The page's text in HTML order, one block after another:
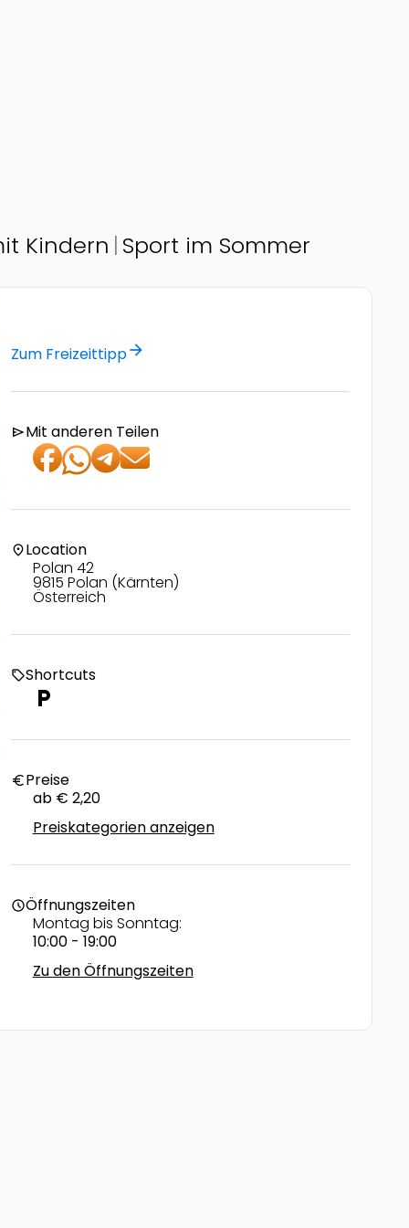
Kindern Sport im Sommer
Zum Freizeittipparrow_forward
sendMit anderen Teilen
location_onLocation
Polan 42
9815 Polan (Kärnten)
Österreich
local_offerShortcuts
local_parking
euroPreise
ab € 2,20
Preiskategorien anzeigen
scheduleÖffnungszeiten
Montag bis Sonntag:
10:00 - 19:00
Zu den Öffnungszeiten